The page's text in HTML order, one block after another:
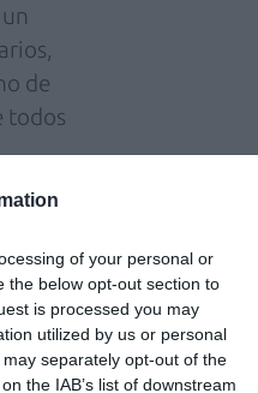
of your personal or
the below opt-out section to
is processed you may
utilized by us or personal
separately opt-out of the
the IAB’s list of downstream
de
todos